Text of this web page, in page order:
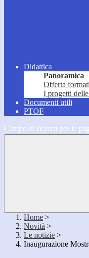
Didattica
Panoramica
Offerta
I progetti
Documenti utili
PTOF
Campo di ricerca per le
Home >
Novità >
Le notizie >
Inaugurazione